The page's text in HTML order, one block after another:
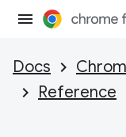
Docs
Reference